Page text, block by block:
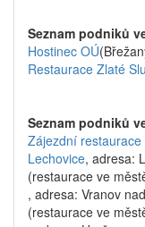
Seznam podniků
Hostinec OÚ
Restaurace Zlaté
Seznam podniků
Zájezdní restaurace
Lechovice, adresa:
(restaurace ve
, adresa: Vranov
(restaurace ve